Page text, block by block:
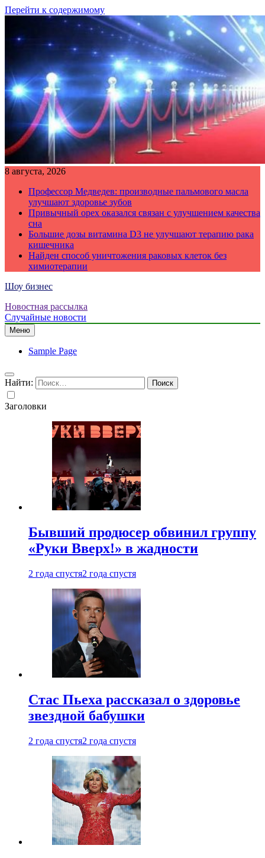
Перейти к содержимому
8 августа, 2026
Профессор Медведев: производные пальмового масла
улучшают здоровье зубов
Привычный орех оказался связан с улучшением качества
сна
Большие дозы витамина D3 не улучшают терапию рака
кишечника
Найден способ уничтожения раковых клеток без
химиотерапии
Шоу бизнес
Новостная рассылка
Случайные новости
Меню
Sample Page
Найти:
Заголовки
Бывший продюсер обвинил группу
«Руки Вверх!» в жадности
2 года спустя2 года спустя
Стас Пьеха рассказал о здоровье
звездной бабушки
2 года спустя2 года спустя